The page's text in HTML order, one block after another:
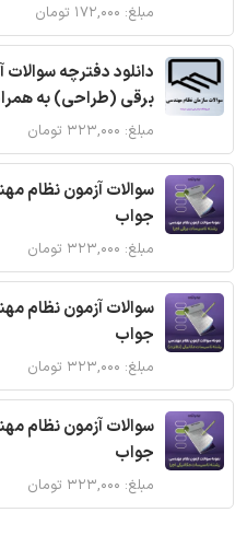
مبلغ: ۱۷۲,۰۰۰ تومان
دانلود دفترچه
برقی (طراحی) به
مبلغ: ۳۲۳,۰۰۰ تومان
سوالات آزمون نظام
جواب
مبلغ: ۳۲۳,۰۰۰ تومان
سوالات آزمون نظام
جواب
مبلغ: ۳۲۳,۰۰۰ تومان
سوالات آزمون نظام
جواب
مبلغ: ۳۲۳,۰۰۰ تومان